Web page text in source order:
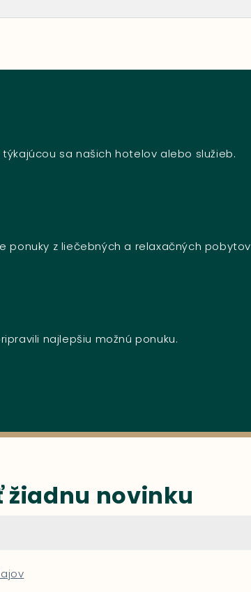
sa našich hotelov alebo služieb.
ponuky z liečebných a relaxačných pobytov
najlepšiu možnú ponuku.
žiadnu novinku